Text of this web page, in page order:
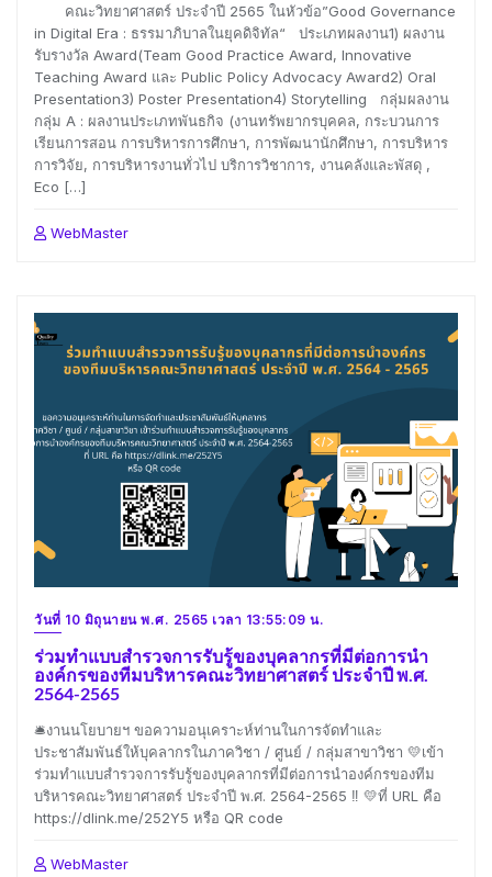
คณะวิทยาศาสตร์ ประจำปี 2565 ในหัวข้อ”Good Governance
in Digital Era : ธรรมาภิบาลในยุคดิจิทัล“ ประเภทผลงาน1) ผลงาน
รับรางวัล Award(Team Good Practice Award, Innovative
Teaching Award และ Public Policy Advocacy Award2) Oral
Presentation3) Poster Presentation4) Storytelling กลุ่มผลงาน
กลุ่ม A : ผลงานประเภทพันธกิจ (งานทรัพยากรบุคคล, กระบวนการ
เรียนการสอน การบริหารการศึกษา, การพัฒนานักศึกษา, การบริหาร
การวิจัย, การบริหารงานทั่วไป บริการวิชาการ, งานคลังและพัสดุ ,
Eco […]
WebMaster
วันที่ 10 มิถุนายน พ.ศ. 2565 เวลา 13:55:09 น.
ร่วมทำแบบสำรวจการรับรู้ของบุคลากรที่มีต่อการนำ
องค์กรของทีมบริหารคณะวิทยาศาสตร์ ประจำปี พ.ศ.
2564-2565
🛎งานนโยบายฯ ขอความอนุเคราะห์ท่านในการจัดทำและ
ประชาสัมพันธ์ให้บุคลากรในภาควิชา / ศูนย์ / กลุ่มสาขาวิชา 💛เข้า
ร่วมทำแบบสำรวจการรับรู้ของบุคลากรที่มีต่อการนำองค์กรของทีม
บริหารคณะวิทยาศาสตร์ ประจำปี พ.ศ. 2564-2565 ‼️ 💛ที่ URL คือ
https://dlink.me/252Y5 หรือ QR code
WebMaster